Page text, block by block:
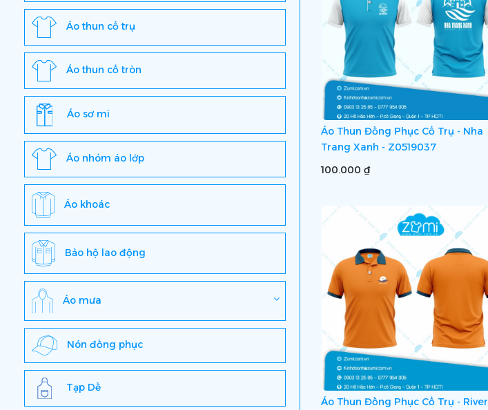
Áo thun cổ trụ
Áo thun cổ tròn
Áo sơ mi
Áo nhóm áo lớp
Áo khoác
Bảo hộ lao động
Áo mưa
Nón đồng phục
Tạp Dề
Áo Thun Đồng Phục Cổ Trụ - Nha
Trang Xanh - Z0519037
100.000 ₫
Áo Thun Đồng Phục Cổ Trụ - River